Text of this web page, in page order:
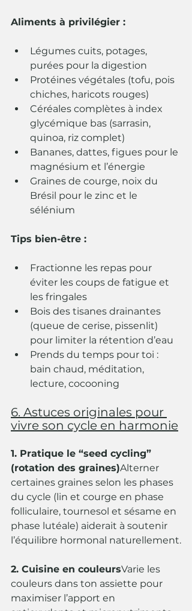
Aliments à privilégier :
Légumes cuits, potages,
purées pour la digestion
Protéines végétales (tofu, pois
chiches, haricots rouges)
Céréales complètes à index
glycémique bas (sarrasin,
quinoa, riz complet)
Bananes, dattes, figues pour le
magnésium et l’énergie
Graines de courge, noix du
Brésil pour le zinc et le
sélénium
Tips bien-être :
Fractionne les repas pour
éviter les coups de fatigue et
les fringales
Bois des tisanes drainantes
(queue de cerise, pissenlit)
pour limiter la rétention d’eau
Prends du temps pour toi :
bain chaud, méditation,
lecture, cocooning
6. Astuces originales pour
vivre son cycle en harmonie
1. Pratique le “seed cycling”
(rotation des graines)Alterner
certaines graines selon les phases
du cycle (lin et courge en phase
folliculaire, tournesol et sésame en
phase lutéale) aiderait à soutenir
l’équilibre hormonal naturellement.
2. Cuisine en couleursVarie les
couleurs dans ton assiette pour
maximiser l’apport en